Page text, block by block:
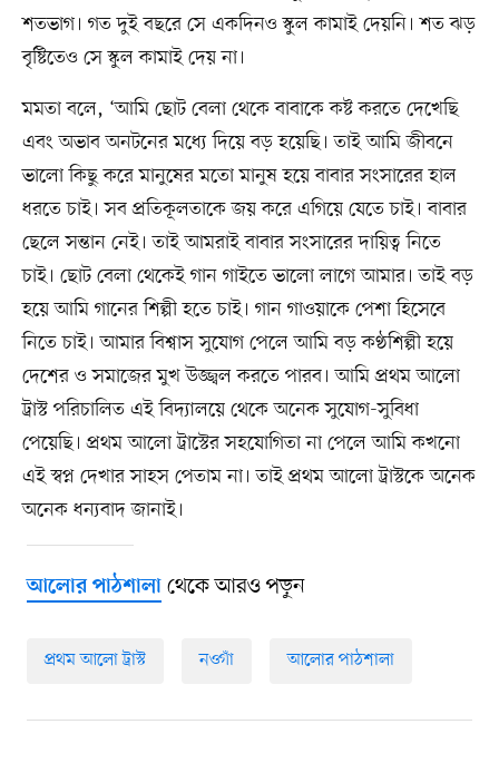
শতভাগ। গত দুই বছরে সে একদিনও স্কুল কামাই দেয়নি। শত ঝড়
বৃষ্টিতেও সে স্কুল কামাই দেয় না।
মমতা বলে, ‘আমি ছোট বেলা থেকে বাবাকে কষ্ট করতে দেখেছি
এবং অভাব অনটনের মধ্যে দিয়ে বড় হয়েছি। তাই আমি জীবনে
ভালো কিছু করে মানুষের মতো মানুষ হয়ে বাবার সংসারের হাল
ধরতে চাই। সব প্রতিকূলতাকে জয় করে এগিয়ে যেতে চাই। বাবার
ছেলে সন্তান নেই। তাই আমরাই বাবার সংসারের দায়িত্ব নিতে
চাই। ছোট বেলা থেকেই গান গাইতে ভালো লাগে আমার। তাই বড়
হয়ে আমি গানের শিল্পী হতে চাই। গান গাওয়াকে পেশা হিসেবে
নিতে চাই। আমার বিশ্বাস সুযোগ পেলে আমি বড় কণ্ঠশিল্পী হয়ে
দেশের ও সমাজের মুখ উজ্জ্বল করতে পারব। আমি প্রথম আলো
ট্রাস্ট পরিচালিত এই বিদ্যালয়ে থেকে অনেক সুযোগ-সুবিধা
পেয়েছি। প্রথম আলো ট্রাস্টের সহযোগিতা না পেলে আমি কখনো
এই স্বপ্ন দেখার সাহস পেতাম না। তাই প্রথম আলো ট্রাস্টকে অনেক
অনেক ধন্যবাদ জানাই।
আলোর পাঠশালাথেকে আরও পড়ুন
প্রথম আলো ট্রাস্ট নওগাঁ আলোর পাঠশালা